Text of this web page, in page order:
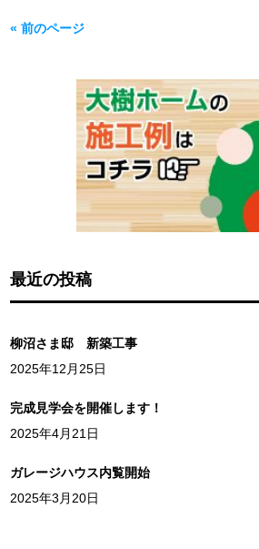
« 前のページ
最近の投稿
柳沼さま邸 新築工事
2025年12月25日
完成見学会を開催します！
2025年4月21日
ガレージハウス内覧開始
2025年3月20日